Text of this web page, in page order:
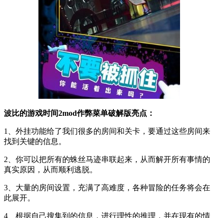
波比的游戏时间2mod作弊菜单破解版亮点：
1、外挂功能给了我们很多的房间和关卡，要通过这些房间来
找到关键的信息。
2、你可以把所有的蛛丝马迹串联起来，从而解开所有事情的
真实原因，从而顺利逃脱。
3、大量的房间设置，充满了高难度，各种冒险的任务将会在
此展开。
4、根据自己搜集到的信息，进行理性的推理，并在现有的情